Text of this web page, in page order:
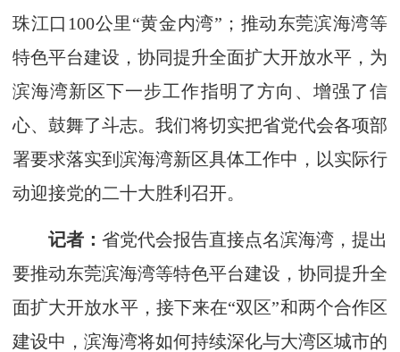
珠江口100公里“黄金内湾”；推动东莞滨海湾等
特色平台建设，协同提升全面扩大开放水平，为
滨海湾新区下一步工作指明了方向、增强了信
心、鼓舞了斗志。我们将切实把省党代会各项部
署要求落实到滨海湾新区具体工作中，以实际行
动迎接党的二十大胜利召开。
记者： 省党代会报告直接点名滨海湾，提出
要推动东莞滨海湾等特色平台建设，协同提升全
面扩大开放水平，接下来在“双区”和两个合作区
建设中，滨海湾将如何持续深化与大湾区城市的